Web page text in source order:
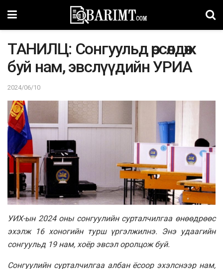
ТАНИЛЦ: Сонгуульд өрсөлдөж
буй нам, эвслүүдийн УРИА
2024/06/10
УИХ-ын 2024 оны сонгуулийн сурталчилгаа өнөөдрөөс
эхэлж 16 хоногийн турш үргэлжилнэ. Энэ удаагийн
сонгуульд 19 нам, хоёр эвсэл оролцож буй.
Сонгуулийн сурталчилгаа албан ёсоор эхэлснээр нам,